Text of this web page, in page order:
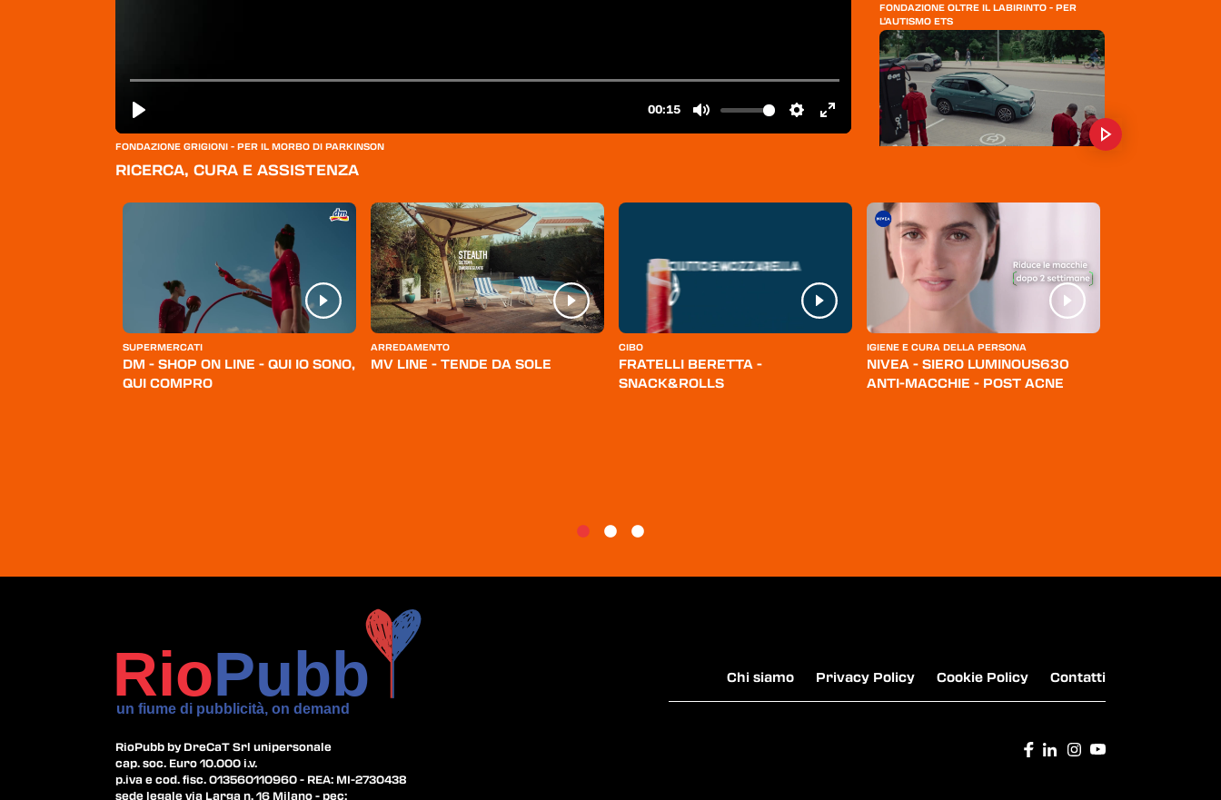
FONDAZIONE GRIGIONI - PER IL MORBO DI PARKINSON
RICERCA, CURA E ASSISTENZA
FONDAZIONE OLTRE IL LABIRINTO - PER
L'AUTISMO ETS
ACEA ENERGIA
SUPERMERCATI
DM - SHOP ON LINE - QUI IO SONO,
QUI COMPRO
ARREDAMENTO
MV LINE - TENDE DA SOLE
CIBO
FRATELLI BERETTA -
SNACK&ROLLS
IGIENE E CURA DELLA PERSONA
NIVEA - SIERO LUMINOUS630
ANTI-MACCHIE - POST ACNE
Chi siamo Privacy Policy Cookie Policy Contatti
RioPubb by DreCaT Srl unipersonale
cap. soc. Euro 10.000 i.v.
p.iva e cod. fisc. 013560110960 - REA: MI-2730438
sede legale via Larga n. 16 Milano - pec: